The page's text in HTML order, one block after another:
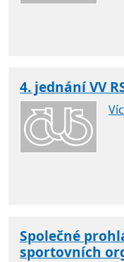
4. jednání VV
Společné
sportovních